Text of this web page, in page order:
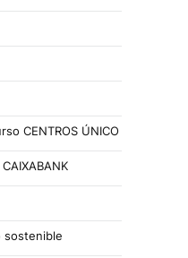
CENTROS ÚNICO
sostenible